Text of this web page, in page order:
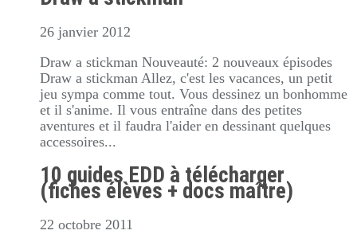
26 janvier 2012
Draw a stickman Nouveauté: 2 nouveaux épisodes
Draw a stickman Allez, c'est les vacances, un petit
jeu sympa comme tout. Vous dessinez un bonhomme
et il s'anime. Il vous entraîne dans des petites
aventures et il faudra l'aider en dessinant quelques
accessoires...
10 guides EDD à télécharger
(fiches élèves + docs maître)
22 octobre 2011